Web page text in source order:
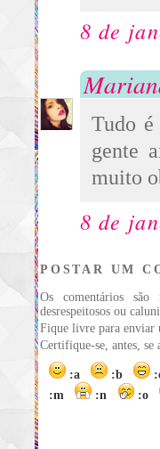
8 de
Tudo
gente
muito
8 de
POSTAR UM
Os comentários são
desrespeitosos ou
Fique livre para enviar
Certifique-se, antes, se
:a :b
:m
:n :o